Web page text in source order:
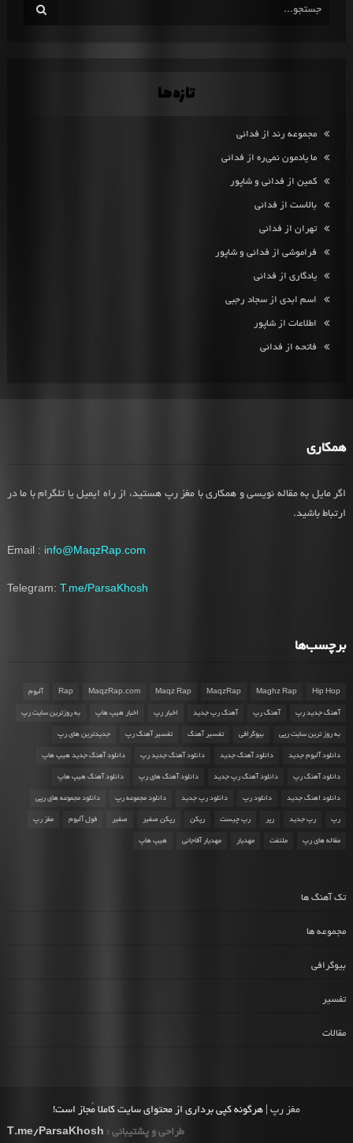
تازه‌ها
مجموعه رند از فدائی
ما یادمون نمی‌ره از فدائی
کمین از فدائی و شاپور
بالاست از فدائی
تهران از فدائی
فراموشی از فدائی و شاپور
یادگاری از فدائی
اسم ابدی از سجاد رجبی
اطلاعات از شاپور
فاتحه از فدائی
همکاری
اگر مایل به مقاله نویسی و همکاری با مغز رپ هستید، از راه ایمیل یا تلگرام با ما در
ارتباط باشید.
Email : info@MaqzRap.com
Telegram: T.me/ParsaKhosh
برچسب‌ها
Hip Hop
Maghz Rap
MaqzRap
Maqz Rap
MaqzRap.com
Rap آلبوم
آهنگ جدید رپ آهنگ رپ آهنگ رپ جدید اخبار رپ اخبار هیپ هاپ به روزترین سایت رپ
به روز ترین سایت رپی بیوگرافی تفسیر آهنگ تفسیر آهنگ رپ جدیدترین های رپ
دانلود آلبوم جدید دانلود آهنگ جدید دانلود آهنگ جدید رپ دانلود آهنگ جدید هیپ هاپ
دانلود آهنگ رپ دانلود آهنگ رپ جدید دانلود آهنگ های رپ دانلود آهنگ هیپ هاپ
دانلود اهنگ جدید دانلود رپ دانلود رپ جدید دانلود مجموعه رپ دانلود مجموعه های رپی
رپ رپ جدید رپر رپ چیست رپکن رپکن صفیر صفیر فول آلبوم مغز رپ
مقاله های رپ ملتفت مهدیار مهدیار آقاجانی هیپ هاپ
تک آهنگ ها
مجموعه ها
بیوگرافی
تفسیر
مقالات
مغز رپ | هرگونه کپی برداری از محتوای سایت کاملا مُجاز است!
طراحی و پشتیبانی : T.me/ParsaKhosh